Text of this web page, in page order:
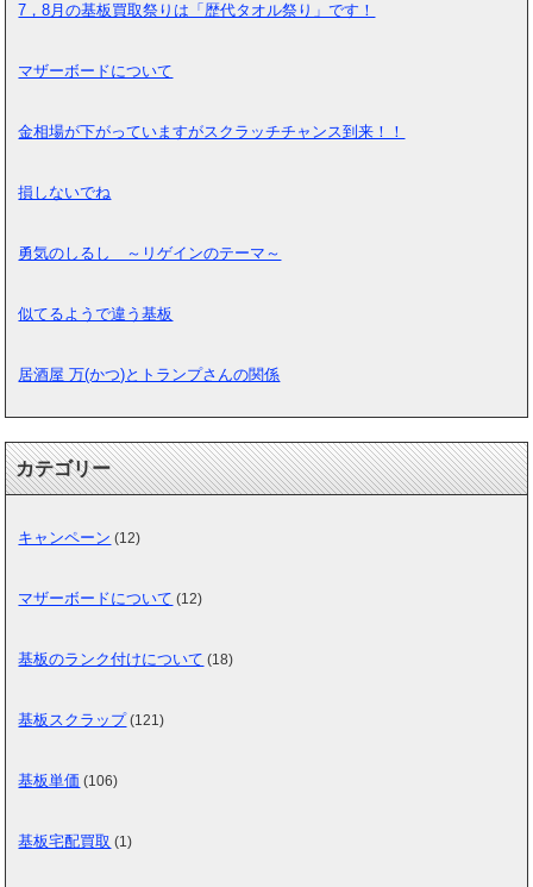
7，8月の基板買取祭りは「歴代タオル祭り」です！
マザーボードについて
金相場が下がっていますがスクラッチチャンス到来！！
損しないでね
勇気のしるし ～リゲインのテーマ～
似てるようで違う基板
居酒屋 万(かつ)とトランプさんの関係
カテゴリー
キャンペーン (12)
マザーボードについて (12)
基板のランク付けについて (18)
基板スクラップ(121)
基板単価 (106)
基板宅配買取 (1)